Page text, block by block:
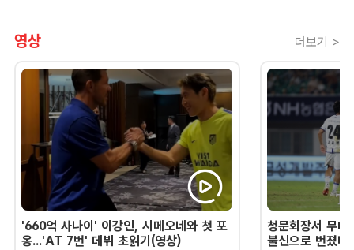
영상 더보기 >
'660억 사나이' 이강인, 시메오네와 첫 포
옹...'AT 7번' 데뷔 초읽기(영상)
청문회장서 무너
불신으로 번졌